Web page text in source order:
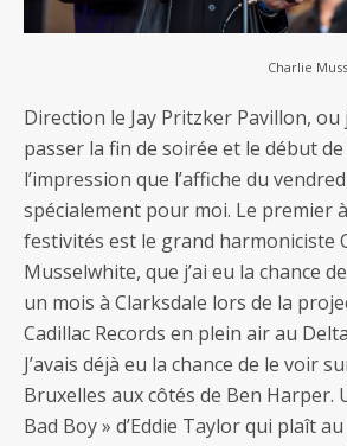
Charlie
Direction le Jay Pritzker Pavillon,
passer la fin de soirée et le début de
l’impression que l’affiche du
spécialement pour moi. Le premier
festivités est le grand harmoniciste
Musselwhite, que j’ai eu la chance
un mois à Clarksdale lors de la
Cadillac Records en plein air au
J’avais déjà eu la chance de le voir
Bruxelles aux côtés de Ben Harper.
Bad Boy » d’Eddie Taylor qui plaît